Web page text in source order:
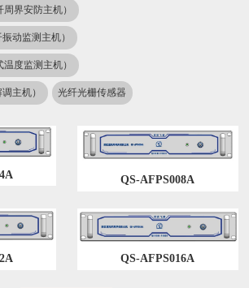
界安防主机）
动监测主机）
度监测主机）
主机） 光纤光栅传感器
QS-AFPS008A
QS-AFPS016A